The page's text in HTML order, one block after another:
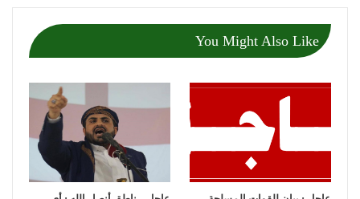
You Might Also Like